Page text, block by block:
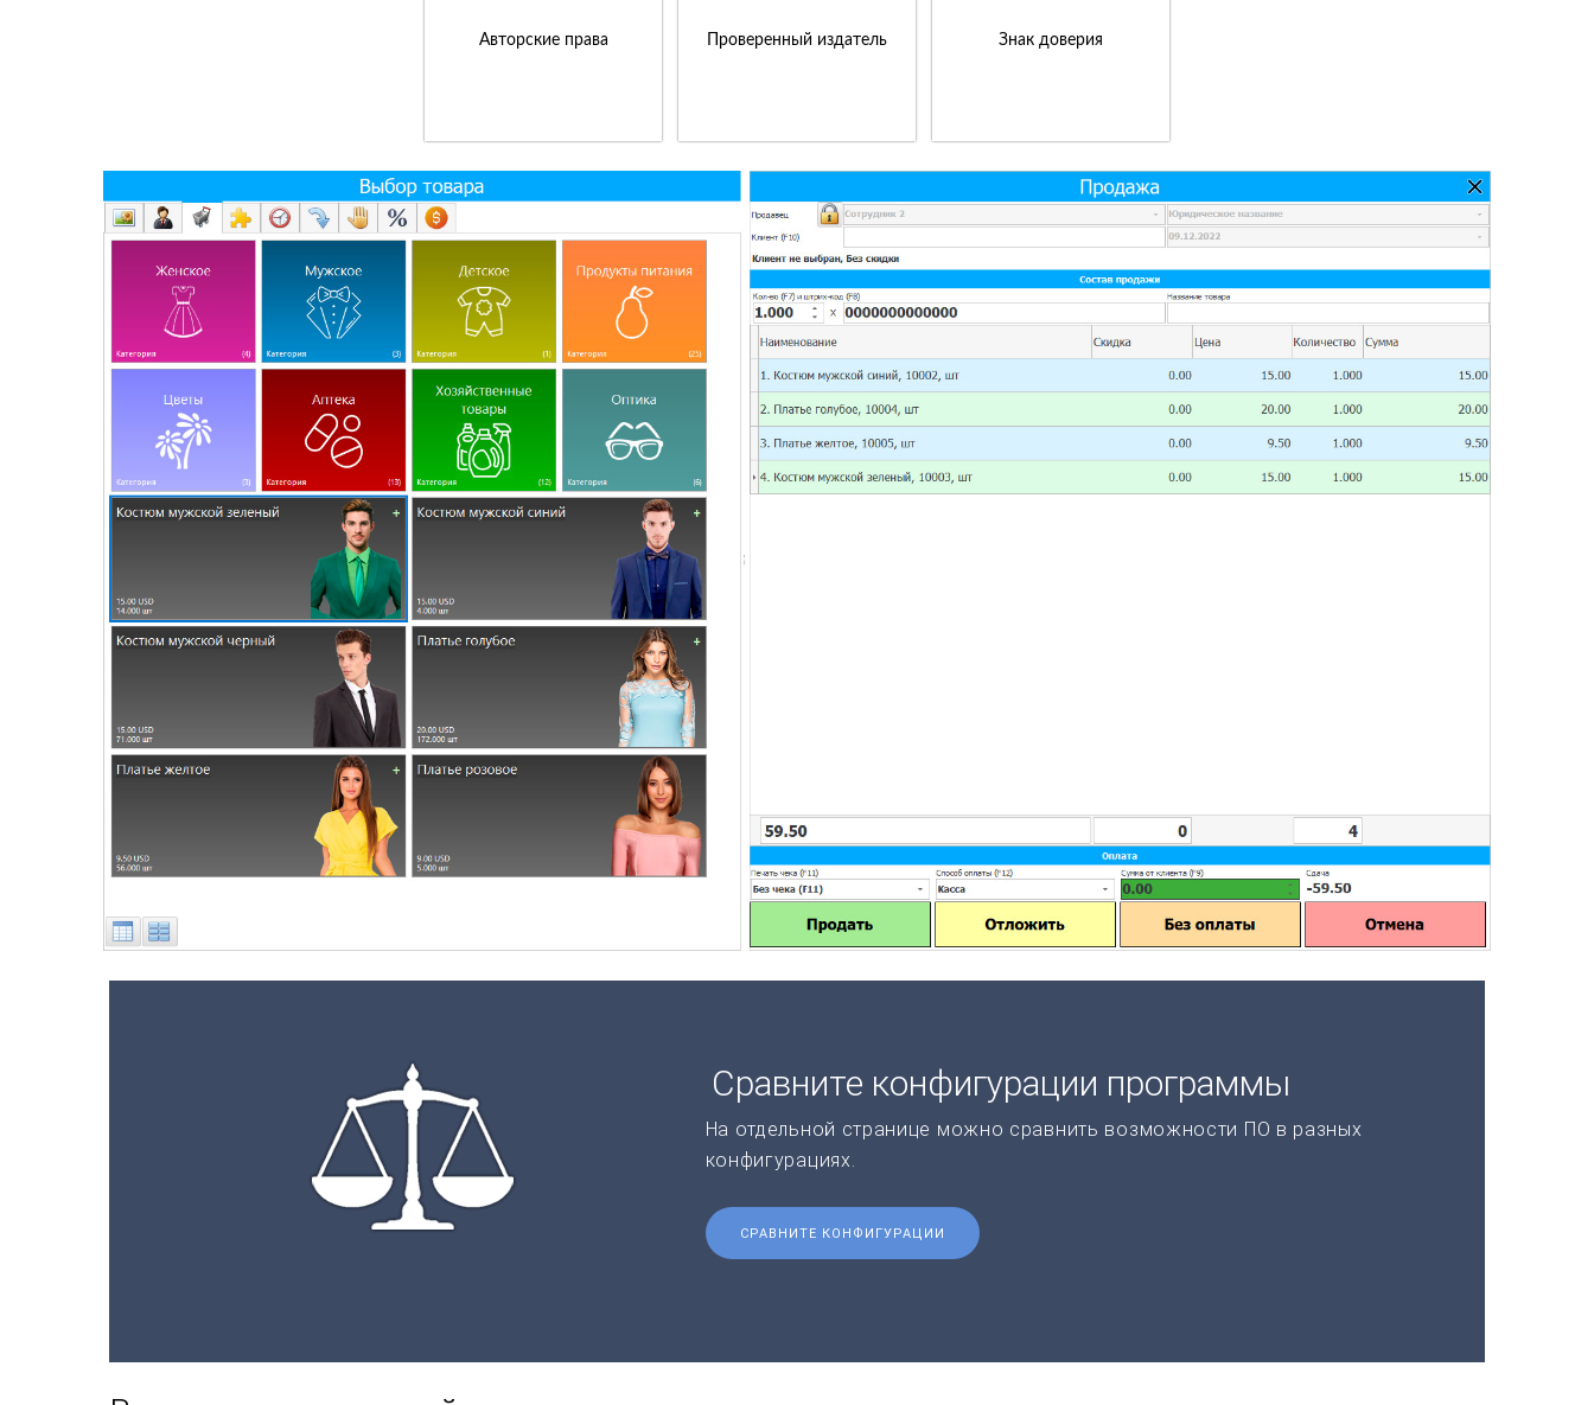
Авторские права Проверенный издатель Знак доверия
Сравните конфигурации программы
На отдельной странице можно сравнить возможности ПО в разных
конфигурациях.
СРАВНИТЕ КОНФИГУРАЦИИ